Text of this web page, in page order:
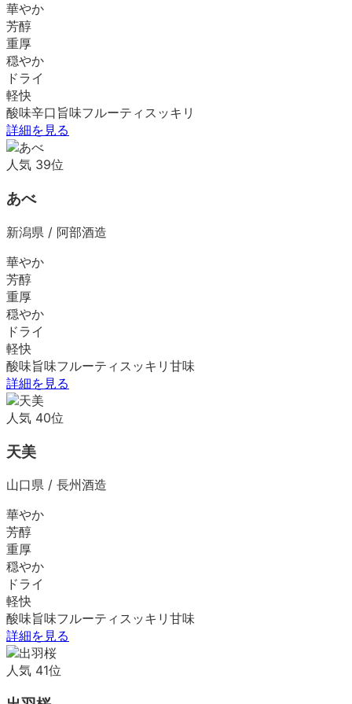
華やか
芳醇
重厚
穏やか
ドライ
軽快
酸味辛口 旨味フルーティ スッキリ
詳細を見る
人気 39位
あべ
新潟県 / 阿部酒造
華やか
芳醇
重厚
穏やか
ドライ
軽快
酸味旨味フルーティ スッキリ 甘味
詳細を見る
人気 40位
天美
山口県 / 長州酒造
華やか
芳醇
重厚
穏やか
ドライ
軽快
酸味旨味フルーティ スッキリ 甘味
詳細を見る
人気 41位